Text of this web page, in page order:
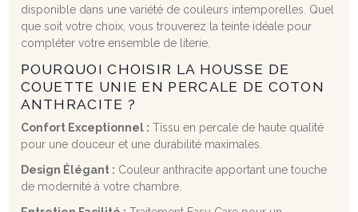
disponible dans une variété de couleurs intemporelles. Quel
que soit votre choix, vous trouverez la teinte idéale pour
compléter votre ensemble de literie.
POURQUOI CHOISIR LA HOUSSE DE
COUETTE UNIE EN PERCALE DE COTON
ANTHRACITE ?
Confort Exceptionnel : Tissu en percale de haute qualité
pour une douceur et une durabilité maximales.
Design Élégant : Couleur anthracite apportant une touche
de modernité à votre chambre.